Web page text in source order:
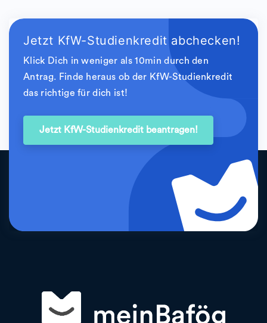
Jetzt KfW-Studienkredit abchecken!
Klick Dich in weniger als 10min durch den
Antrag. Finde heraus ob der KfW-Studienkredit
das richtige für dich ist!
Jetzt KfW-Studienkredit beantragen!